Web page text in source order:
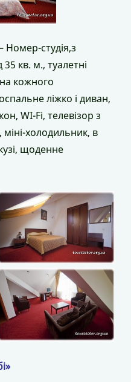
Номер-студія,з
кв. м., туалетні
кожного
ліжко і диван,
WI-Fi, телевізор з
холодильник, в
щоденне